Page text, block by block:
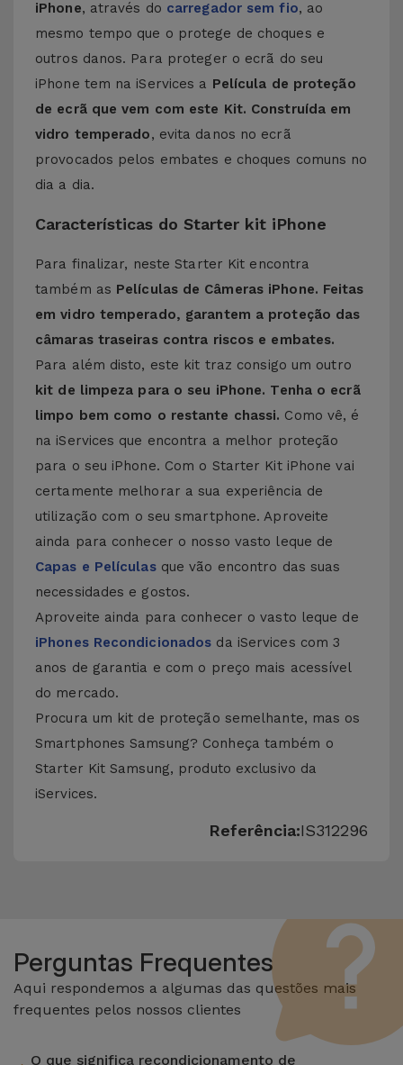
iPhone, através do carregador sem fio, ao
mesmo tempo que o protege de choques e
outros danos. Para proteger o ecrã do seu
iPhone tem na iServices a Película de proteção
de ecrã que vem com este Kit. Construída em
vidro temperado, evita danos no ecrã
provocados pelos embates e choques comuns no
dia a dia.
Características do Starter kit iPhone
Para finalizar, neste Starter Kit encontra
também as Películas de Câmeras iPhone. Feitas
em vidro temperado, garantem a proteção das
câmaras traseiras contra riscos e embates.
Para além disto, este kit traz consigo um outro
kit de limpeza para o seu iPhone. Tenha o ecrã
limpo bem como o restante chassi. Como vê, é
na iServices que encontra a melhor proteção
para o seu iPhone. Com o Starter Kit iPhone vai
certamente melhorar a sua experiência de
utilização com o seu smartphone. Aproveite
ainda para conhecer o nosso vasto leque de
Capas e Películasque vão encontro das suas
necessidades e gostos.
Aproveite ainda para conhecer o vasto leque de
iPhones Recondicionados da iServices com 3
anos de garantia e com o preço mais acessível
do mercado.
Procura um kit de proteção semelhante, mas os
Smartphones Samsung? Conheça também o
Starter Kit Samsung, produto exclusivo da
iServices.
Referência:IS312296
Perguntas Frequentes
Aqui respondemos a algumas das questões mais
frequentes pelos nossos clientes
O que significa recondicionamento de